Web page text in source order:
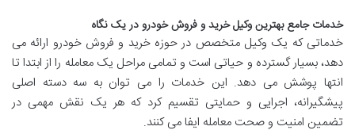
خدمات جامع بهترین وکیل خرید و فروش خودرو در یک نگاه
خدماتی که یک وکیل متخصص در حوزه خرید و فروش خودرو ارائه می
دهد، بسیار گسترده و حیاتی است و تمامی مراحل یک معامله را از ابتدا تا
انتها پوشش می دهد. این خدمات را می توان به سه دسته اصلی
پیشگیرانه، اجرایی و حمایتی تقسیم کرد که هر یک نقش مهمی در
تضمین امنیت و صحت معامله ایفا می کنند.